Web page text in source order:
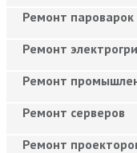
Ремонт пароварок
Ремонт
Ремонт
Ремонт серверов
Ремонт